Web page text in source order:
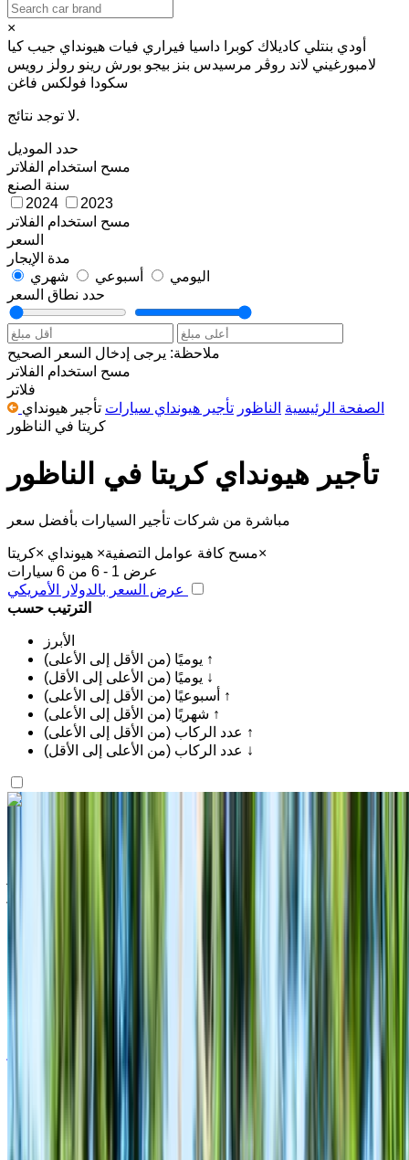
×
أودي بنتلي كاديلاك كوبرا داسيا فيراري فيات هيونداي جيب كيا
لامبورغيني لاند روڤر مرسيدس بنز بيجو بورش رينو رولز رويس
سكودا فولكس فاغن
لا توجد نتائج.
حدد الموديل
مسح استخدام الفلاتر
سنة الصنع
2024
2023
مسح استخدام الفلاتر
السعر
مدة الإيجار
اليومي
أسبوعي
شهري
حدد نطاق السعر
ملاحظة: يرجى إدخال السعر الصحيح
مسح استخدام الفلاتر
فلاتر
الصفحة الرئيسية الناظور تأجير هيونداي سيارات تأجير هيونداي
كريتا في الناظور
تأجير هيونداي كريتا في الناظور
مباشرة من شركات تأجير السيارات بأفضل سعر
مسح كافة عوامل التصفية× هيونداي ×كريتا
×
عرض 1 - 6 من 6 سيارات
الترتيب حسب
الأبرز
يوميًا (من الأقل إلى الأعلى) ↑
يوميًا (من الأعلى إلى الأقل) ↓
أسبوعيًا (من الأقل إلى الأعلى) ↑
شهريًا (من الأقل إلى الأعلى) ↑
عدد الركاب (من الأقل إلى الأعلى) ↑
عدد الركاب (من الأعلى إلى الأقل) ↓
هيونداي كريتا 5 مقاعد 2023
مطار الناظور العروي الدولي, الناظور
مطار الناظور
العروي الدولي, الناظور
درهم مغربي 600
4500 كيلومتر